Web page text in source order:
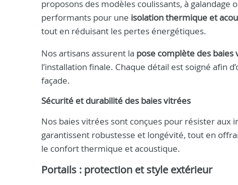
proposons des modèles coulissants, à galandage
performants pour une isolation thermique et
tout en réduisant les pertes énergétiques.
Nos artisans assurent la pose complète des baies
l’installation finale. Chaque détail est soigné afin
façade.
Sécurité et durabilité des baies vitrées
Nos baies vitrées sont conçues pour résister
garantissent robustesse et longévité, tout en
le confort thermique et acoustique.
Portails : protection et style extérieur